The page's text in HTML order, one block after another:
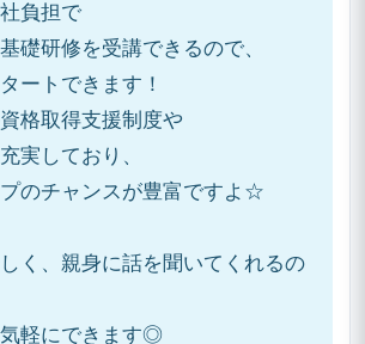
負担で
礎研修を受講できるので、
ートできます！
格取得支援制度や
実しており、
のチャンスが豊富ですよ☆
く、親身に話を聞いてくれるの
軽にできます◎